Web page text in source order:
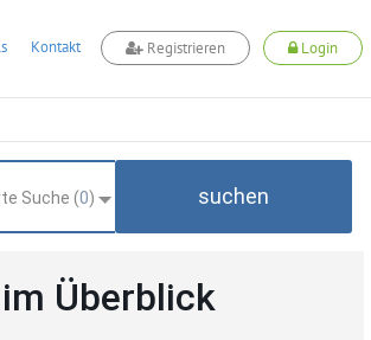
Kontakt Registrieren Login
Suche (0) suchen
Überblick